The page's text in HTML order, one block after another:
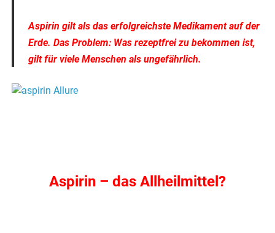
Aspirin gilt als das erfolgreichste Medikament auf der
Erde. Das Problem: Was rezeptfrei zu bekommen ist,
gilt für viele Menschen als ungefährlich.
Aspirin – das Allheilmittel?